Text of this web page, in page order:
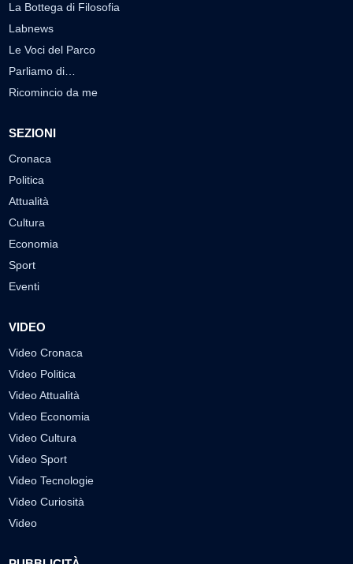
La Bottega di Filosofia
Labnews
Le Voci del Parco
Parliamo di…
Ricomincio da me
SEZIONI
Cronaca
Politica
Attualità
Cultura
Economia
Sport
Eventi
VIDEO
Video Cronaca
Video Politica
Video Attualità
Video Economia
Video Cultura
Video Sport
Video Tecnologie
Video Curiosità
Video